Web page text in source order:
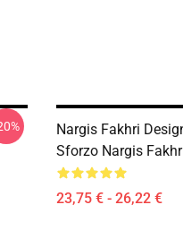
Nargis Fakhri
Sforzo Nargis
23,75 € - 26,22 €